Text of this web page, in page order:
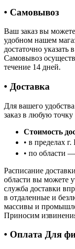
• Самовывоз
Ваш заказ вы
удобном нашем
достаточно указать
Самовывоз
течение 14 дней.
• Доставка
Для вашего
заказ в любую точку
Стоимость
• в пределах
• по области
Расписание
области вы можете
служба доставки
в отдаленные и
массивы и
Приносим
• Оплата Для